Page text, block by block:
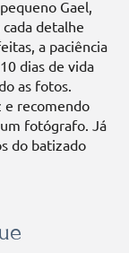
Gael,
detalhe
a paciência
dias de vida
as fotos.
e recomendo
fotógrafo. Já
do batizado